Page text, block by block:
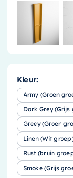
Kleur:
Army (Groen
Dark Grey (Grijs
Greey (Groen
Linen (Wit groep)
Rust (bruin
Smoke (Grijs